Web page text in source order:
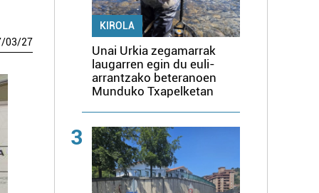
/03/27
KIROLA
Unai Urkia zegamarrak
laugarren egin du euli-
arrantzako beteranoen
Munduko Txapelketan
3